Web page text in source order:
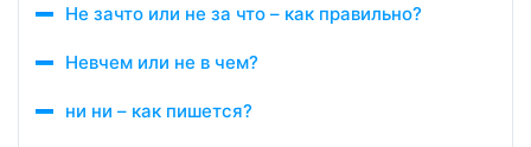
Не зачто или не за что – как правильно?
Невчем или не в чем?
ни ни – как пишется?